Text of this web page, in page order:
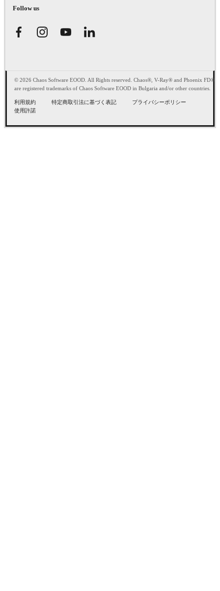
Follow us
© 2026 Chaos Software EOOD. All Rights reserved. Chaos®, V-Ray® and Phoenix FD®
are registered trademarks of Chaos Software EOOD in Bulgaria and/or other countries.
利用規約 特定商取引法に基づく表記
プライバシーポリシー
使用許諾